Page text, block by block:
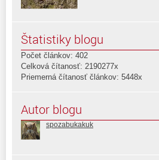
Štatistiky blogu
Počet článkov: 402
Celková čítanosť: 2190277x
Priemerná čítanosť článkov: 5448x
Autor blogu
spozabukakuk